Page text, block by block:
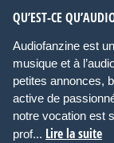
QU’EST-CE
Audiofanzine est
musique et à
petites annonces,
active de
notre vocation est
prof... Lire la suite